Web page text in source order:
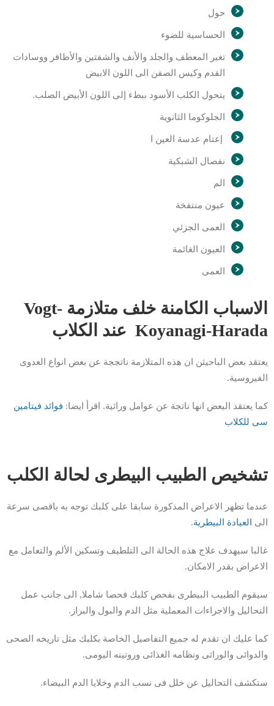
حول
الحساسية للضوء
تغير المعطف والجلد والأنف والشفتين والأظافر ووسادات
القدم وكيس الصفن الى اللون الابيض
يتحول الكلب الأسود ببطء إلى اللون الأبيض الصلب.
الجلوكوما الثانوية
إعتام عدسة العين ا
نفصال الشبكية
الم
عيون منتفخة
العمى الجزئي
العيون الغائمة
العمى
الاسباب الكامنة خلف متلازمة Vogt-
Koyanagi-Harada عند الكلاب
يعتقد بعض الباحيثن ان هذه المتلازمة ناتججة عن بعض انواع العدوى
الفيروسية.
كما يعتقد البعض انها ناتجة عن عوامل وراثية. اقرأ ايضا: فوائد فيتامين
سى للكلاب
تشخيص الطبيب البيطرى لحالة الكلب
عندما تظهر الاعراض المذكورة سابقا على كلبك توجه به باقصى سرعة
الى
العيادة البيطرية.
غالبا سيهدف علاج هذه الحالة الى التلطيف وتسكين الألم والتعامل مع
الاعراض بقدر الامكان.
سيقوم الطبيب البيطرى بفحص كلبك فحصا شاملا, الى جانب عمل
التحاليل والاجراءات المعملية مثل الدم والبول والبراز.
كما عليك ان تقدم له جميع التفاصيل الخاصة بكلبك مثل تاريخه الصحى
والدوائى والوراثى ونظامه الغذائى وروتينه اليومى.
ستكشف التحاليل عن خلل فى نسب الدم وخلايا الدم البيضاء.